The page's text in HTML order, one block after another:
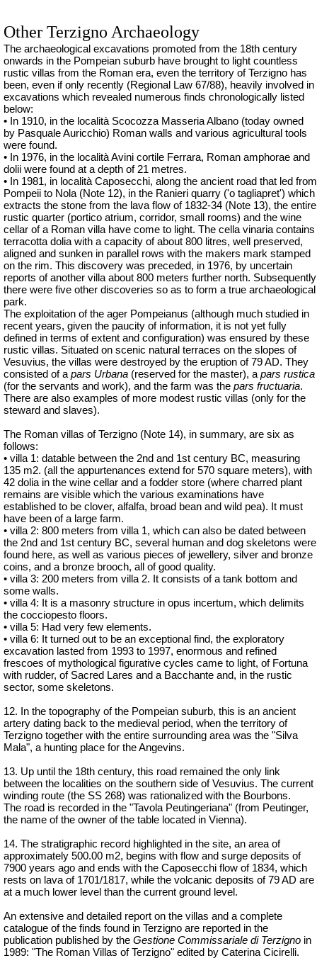
Other Terzigno Archaeology
The archaeological excavations promoted from the 18th century
onwards in the Pompeian suburb have brought to light countless
rustic villas from the Roman era, even the territory of Terzigno has
been, even if only recently (Regional Law 67/88), heavily involved in
excavations which revealed numerous finds chronologically listed
below:
• In 1910, in the località Scocozza Masseria Albano (today owned
by Pasquale Auricchio) Roman walls and various agricultural tools
were found.
• In 1976, in the località Avini cortile Ferrara, Roman amphorae and
dolii were found at a depth of 21 metres.
• In 1981, in località Caposecchi, along the ancient road that led from
Pompeii to Nola (Note 12), in the Ranieri quarry ('o tagliapret') which
extracts the stone from the lava flow of 1832-34 (Note 13), the entire
rustic quarter (portico atrium, corridor, small rooms) and the wine
cellar of a Roman villa have come to light. The cella vinaria contains
terracotta dolia with a capacity of about 800 litres, well preserved,
aligned and sunken in parallel rows with the makers mark stamped
on the rim. This discovery was preceded, in 1976, by uncertain
reports of another villa about 800 meters further north. Subsequently
there were five other discoveries so as to form a true archaeological
park.
The exploitation of the ager Pompeianus (although much studied in
recent years, given the paucity of information, it is not yet fully
defined in terms of extent and configuration) was ensured by these
rustic villas. Situated on scenic natural terraces on the slopes of
Vesuvius, the villas were destroyed by the eruption of 79 AD. They
consisted of apars Urbana (reserved for the master), apars rustica
(for the servants and work), and the farm was the pars fructuaria.
There are also examples of more modest rustic villas (only for the
steward and slaves).
The Roman villas of Terzigno (Note 14), in summary, are six as
follows:
• villa 1: datable between the 2nd and 1st century BC, measuring
135 m2. (all the appurtenances extend for 570 square meters), with
42 dolia in the wine cellar and a fodder store (where charred plant
remains are visible which the various examinations have
established to be clover, alfalfa, broad bean and wild pea). It must
have been of a large farm.
• villa 2: 800 meters from villa 1, which can also be dated between
the 2nd and 1st century BC, several human and dog skeletons were
found here, as well as various pieces of jewellery, silver and bronze
coins, and a bronze brooch, all of good quality.
• villa 3: 200 meters from villa 2. It consists of a tank bottom and
some walls.
• villa 4: It is a masonry structure in opus incertum, which delimits
the cocciopesto floors.
• villa 5: Had very few elements.
• villa 6: It turned out to be an exceptional find, the exploratory
excavation lasted from 1993 to 1997, enormous and refined
frescoes of mythological figurative cycles came to light, of Fortuna
with rudder, of Sacred Lares and a Bacchante and, in the rustic
sector, some skeletons.
12. In the topography of the Pompeian suburb, this is an ancient
artery dating back to the medieval period, when the territory of
Terzigno together with the entire surrounding area was the "Silva
Mala", a hunting place for the Angevins.
13. Up until the 18th century, this road remained the only link
between the localities on the southern side of Vesuvius. The current
winding route (the SS 268) was rationalized with the Bourbons.
The road is recorded in the "Tavola Peutingeriana" (from Peutinger,
the name of the owner of the table located in Vienna).
14. The stratigraphic record highlighted in the site, an area of
approximately 500.00 m2, begins with flow and surge deposits of
7900 years ago and ends with the Caposecchi flow of 1834, which
rests on lava of 1701/1817, while the volcanic deposits of 79 AD are
at a much lower level than the current ground level.
An extensive and detailed report on the villas and a complete
catalogue of the finds found in Terzigno are reported in the
publication published by the Gestione Commissariale di Terzigno in
1989: "The Roman Villas of Terzigno" edited by Caterina Cicirelli.